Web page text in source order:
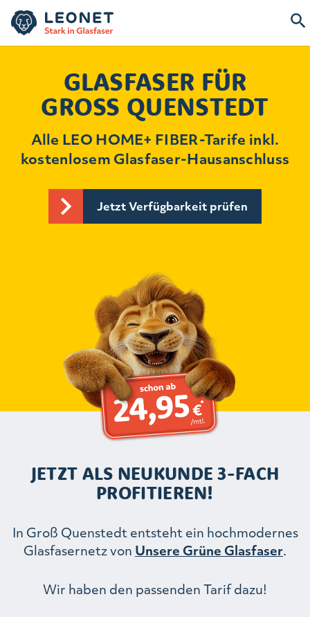
GLASFASER FÜR
GROSS QUENSTEDT
Alle LEO HOME+ FIBER-Tarife inkl.
kostenlosem Glasfaser-Hausanschluss
Jetzt Verfügbarkeit prüfen
JETZT ALS NEUKUNDE 3-FACH
PROFITIEREN!
In Groß Quenstedt entsteht ein hochmodernes
Glasfasernetz von Unsere Grüne Glasfaser.
Wir haben den passenden Tarif dazu!